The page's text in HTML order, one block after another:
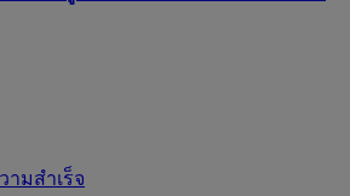
ามสำเร็จ